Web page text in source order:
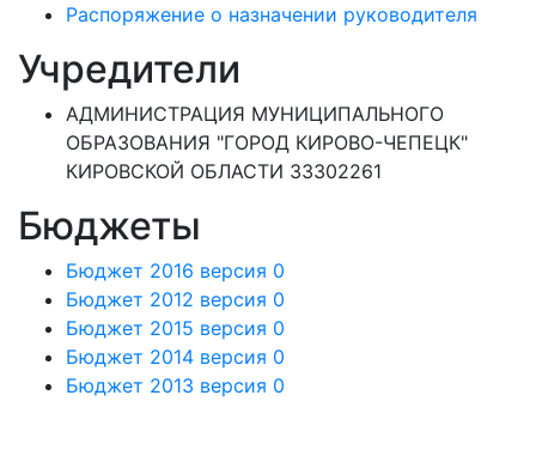
Распоряжение о назначении руководителя
Учредители
АДМИНИСТРАЦИЯ МУНИЦИПАЛЬНОГО
ОБРАЗОВАНИЯ "ГОРОД КИРОВО-ЧЕПЕЦК"
КИРОВСКОЙ ОБЛАСТИ 33302261
Бюджеты
Бюджет 2016 версия 0
Бюджет 2012 версия 0
Бюджет 2015 версия 0
Бюджет 2014 версия 0
Бюджет 2013 версия 0